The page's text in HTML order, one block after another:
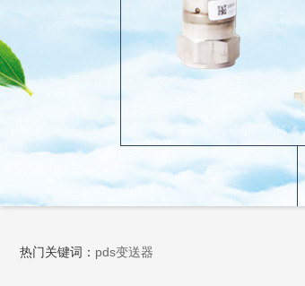
热门关键词： pds变送器